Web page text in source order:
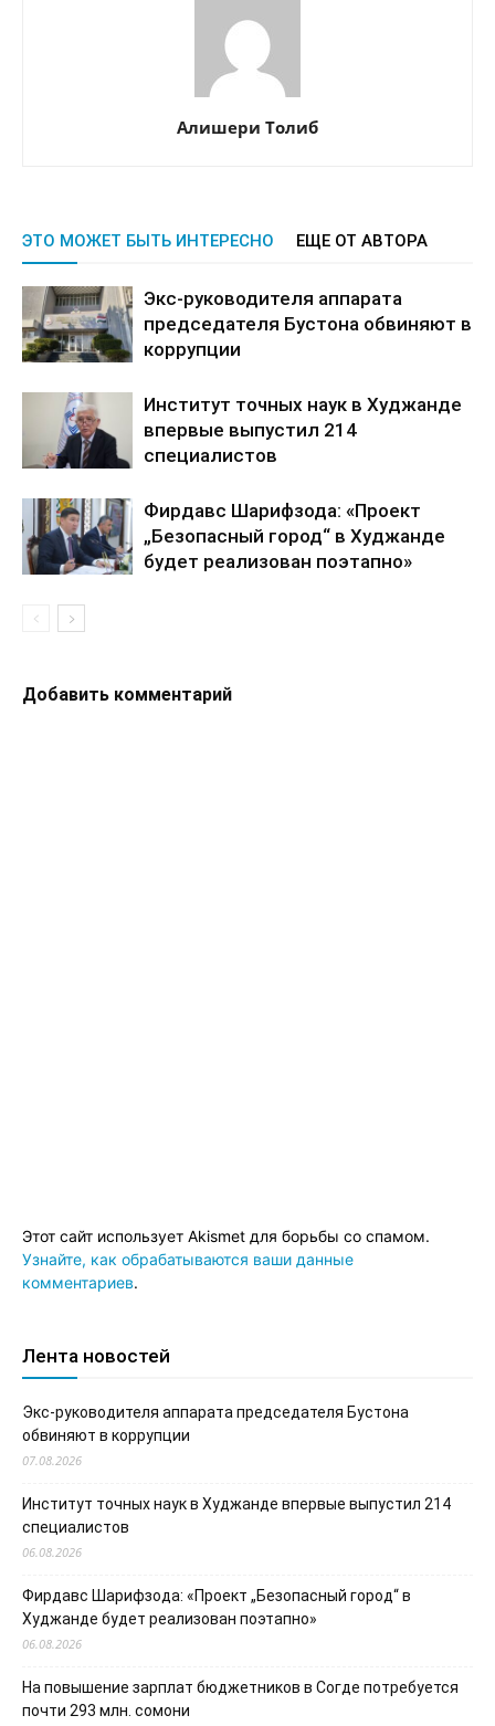
Алишери Толиб
ЭТО МОЖЕТ БЫТЬ ИНТЕРЕСНО ЕЩЕ ОТ АВТОРА
Экс-руководителя аппарата
председателя Бустона обвиняют в
коррупции
Институт точных наук в Худжанде
впервые выпустил 214
специалистов
Фирдавс Шарифзода: «Проект
„Безопасный город“ в Худжанде
будет реализован поэтапно»
Добавить комментарий
Этот сайт использует Akismet для борьбы со спамом.
Узнайте, как обрабатываются ваши данные
комментариев.
Лента новостей
Экс-руководителя аппарата председателя Бустона
обвиняют в коррупции
07.08.2026
Институт точных наук в Худжанде впервые выпустил 214
специалистов
06.08.2026
Фирдавс Шарифзода: «Проект „Безопасный город“ в
Худжанде будет реализован поэтапно»
06.08.2026
На повышение зарплат бюджетников в Согде потребуется
почти 293 млн. сомони